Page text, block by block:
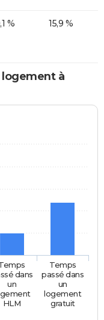
% 15,9 %
logement à
dans
un
HLM
Temps
passé dans
un
logement
gratuit